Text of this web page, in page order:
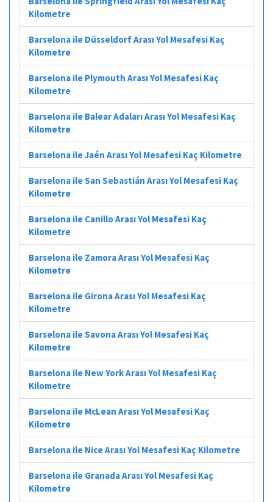
Kilometre
Barselona ile Düsseldorf Arası Yol Mesafesi Kaç
Kilometre
Barselona ile Plymouth Arası Yol Mesafesi Kaç
Kilometre
Barselona ile Balear Adaları Arası Yol Mesafesi Kaç
Kilometre
Barselona ile Jaén Arası Yol Mesafesi Kaç Kilometre
Barselona ile San Sebastián Arası Yol Mesafesi Kaç
Kilometre
Barselona ile Canillo Arası Yol Mesafesi Kaç
Kilometre
Barselona ile Zamora Arası Yol Mesafesi Kaç
Kilometre
Barselona ile Girona Arası Yol Mesafesi Kaç
Kilometre
Barselona ile Savona Arası Yol Mesafesi Kaç
Kilometre
Barselona ile New York Arası Yol Mesafesi Kaç
Kilometre
Barselona ile McLean Arası Yol Mesafesi Kaç
Kilometre
Barselona ile Nice Arası Yol Mesafesi Kaç Kilometre
Barselona ile Granada Arası Yol Mesafesi Kaç
Kilometre